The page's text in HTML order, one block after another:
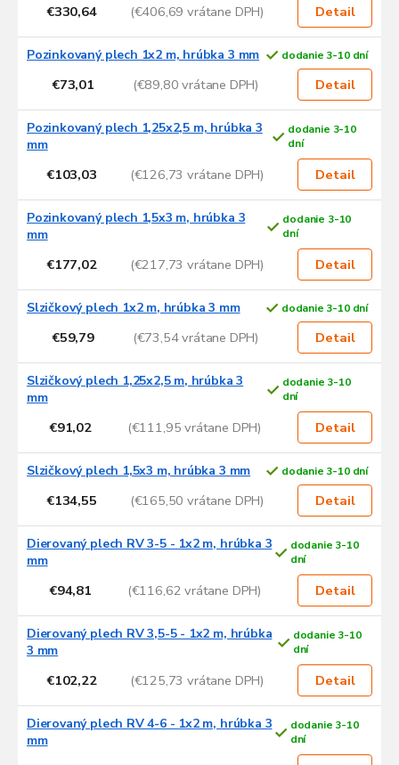
€330,64 (€406,69 vrátane DPH) Detail
Pozinkovaný plech 1x2 m, hrúbka 3 mm dodanie 3-10 dní
€73,01 (€89,80 vrátane DPH) Detail
Pozinkovaný plech 1,25x2,5 m, hrúbka 3
mm
dodanie 3-10
dní
€103,03 (€126,73 vrátane DPH) Detail
Pozinkovaný plech 1,5x3 m, hrúbka 3
mm
dodanie 3-10
dní
€177,02 (€217,73 vrátane DPH) Detail
Slzičkový plech 1x2 m, hrúbka 3 mm dodanie 3-10 dní
€59,79 (€73,54 vrátane DPH) Detail
Slzičkový plech 1,25x2,5 m, hrúbka 3
mm
dodanie 3-10
dní
€91,02 (€111,95 vrátane DPH) Detail
Slzičkový plech 1,5x3 m, hrúbka 3 mm dodanie 3-10 dní
€134,55 (€165,50 vrátane DPH) Detail
Dierovaný plech RV 3-5 - 1x2 m, hrúbka 3
mm
dodanie 3-10
dní
€94,81 (€116,62 vrátane DPH) Detail
Dierovaný plech RV 3,5-5 - 1x2 m, hrúbka
3 mm
dodanie 3-10
dní
€102,22 (€125,73 vrátane DPH) Detail
Dierovaný plech RV 4-6 - 1x2 m, hrúbka 3
mm
dodanie 3-10
dní